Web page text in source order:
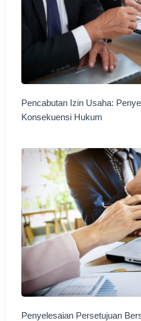
Pencabutan Izin Usaha:
Konsekuensi Hukum
Penyelesaian Persetujuan